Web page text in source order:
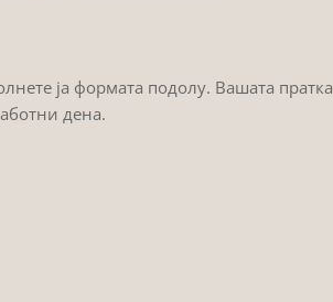
ја формата подолу. Вашата пратка
дена.